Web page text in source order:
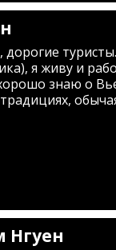
дорогие
я живу и
знаю о
Нгуен